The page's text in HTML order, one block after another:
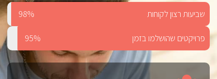
שביעות רצון לקוחות
98%
פרויקטים שהושלמו בזמן 95%